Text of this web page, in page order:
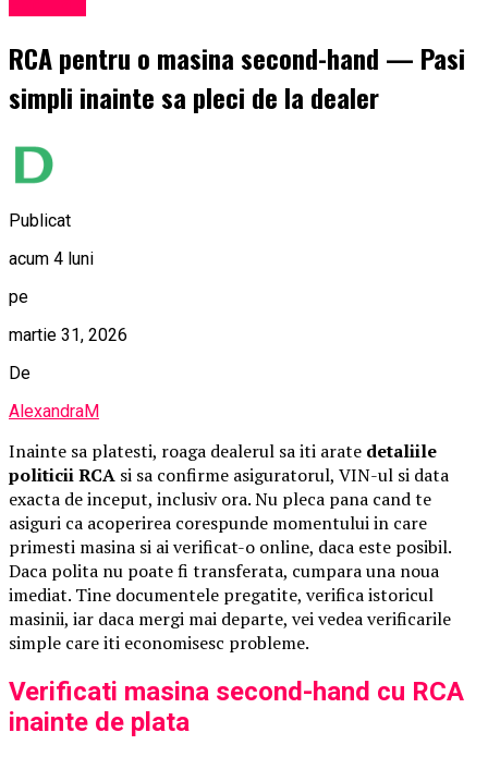
RCA pentru o masina second-hand — Pasi
simpli inainte sa pleci de la dealer
Publicat
acum 4 luni
pe
martie 31, 2026
De
AlexandraM
Inainte sa platesti, roaga dealerul sa iti arate detaliile
politicii RCA si sa confirme asiguratorul, VIN-ul si data
exacta de inceput, inclusiv ora. Nu pleca pana cand te
asiguri ca acoperirea corespunde momentului in care
primesti masina si ai verificat-o online, daca este posibil.
Daca polita nu poate fi transferata, cumpara una noua
imediat. Tine documentele pregatite, verifica istoricul
masinii, iar daca mergi mai departe, vei vedea verificarile
simple care iti economisesc probleme.
Verificati masina second-hand cu RCA
inainte de plata